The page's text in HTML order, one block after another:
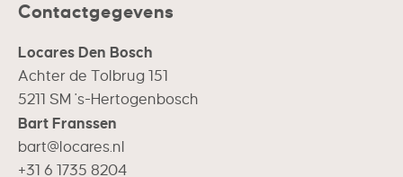
Contactgegevens
Locares Den Bosch
Achter de Tolbrug 151
5211 SM 's-Hertogenbosch
Bart Franssen
bart@locares.nl
+31 6 1735 8204